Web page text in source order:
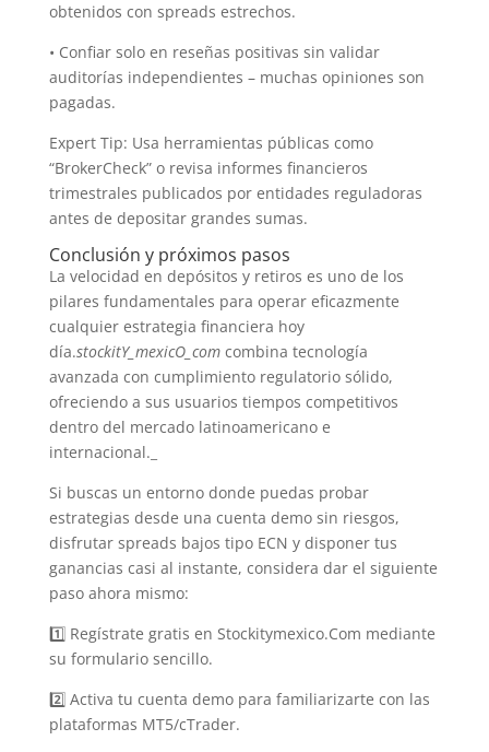
obtenidos con spreads estrechos.
• Confiar solo en reseñas positivas sin validar
auditorías independientes – muchas opiniones son
pagadas.
Expert Tip: Usa herramientas públicas como
“BrokerCheck” o revisa informes financieros
trimestrales publicados por entidades reguladoras
antes de depositar grandes sumas.
Conclusión y próximos pasos
La velocidad en depósitos y retiros es uno de los
pilares fundamentales para operar eficazmente
cualquier estrategia financiera hoy
día.stockitY_mexicO_comcombina tecnología
avanzada con cumplimiento regulatorio sólido,
ofreciendo a sus usuarios tiempos competitivos
dentro del mercado latinoamericano e
internacional._
Si buscas un entorno donde puedas probar
estrategias desde una cuenta demo sin riesgos,
disfrutar spreads bajos tipo ECN y disponer tus
ganancias casi al instante, considera dar el siguiente
paso ahora mismo:
1️⃣ Regístrate gratis en Stockitymexico.Com mediante
su formulario sencillo.
2️⃣ Activa tu cuenta demo para familiarizarte con las
plataformas MT5/cTrader.